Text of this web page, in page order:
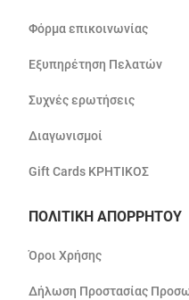
Φόρμα επικοινωνίας
Εξυπηρέτηση Πελατών
Συχνές ερωτήσεις
Διαγωνισμοί
Gift Cards ΚΡΗΤΙΚΟΣ
ΠΟΛΙΤΙΚΗ ΑΠΟΡΡΗΤΟΥ
Όροι Χρήσης
Δήλωση Προστασίας